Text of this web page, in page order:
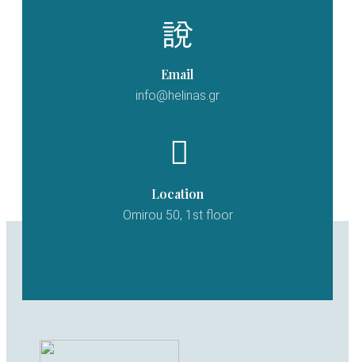
Email
info@helinas.gr
Location
Omirou 50, 1st floor